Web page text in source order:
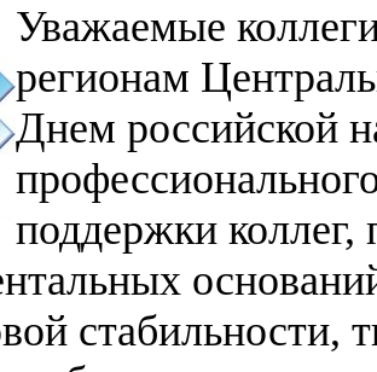
Уважаемые
регионам
Днем российской
поддержки коллег,
стабильности,